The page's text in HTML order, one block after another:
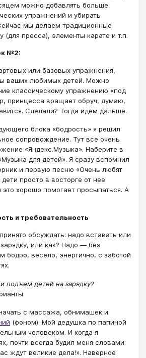
можно добавлять больше
упражнений и убирать
мы делаем традиционные
(для пресса), элементы карате и т.п.
№2:
или базовых упражнения,
ваших любимых детей. Можно
классическому упражнению «под
принцесса вращает обруч, думаю,
Сделали? Тогда идем дальше.
блока «бодрость» я решил
сопровождение. Тут все очень
«Яндекс.Музыка». Наберите в
для детей». Я сразу вспомнил
и первую песню «Очень любят
просто в восторге от нее
это хорошо помогает просыпаться. А
и требовательность
обсуждать: надо вставать или
или как? Надо — без
бодро, весело, энергично, с заботой
подъем детей на зарядку?
с массажа, обнимашек и
(фоном). Мой дедушка по папиной
человеком. И когда я
почти всегда будил меня словами:
ждут великие дела!». Наверное